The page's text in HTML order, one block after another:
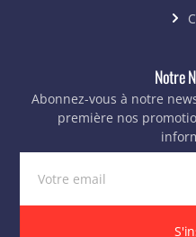
Notre
Abonnez-vous à notre
première nos